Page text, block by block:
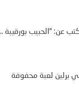
عن: “الحبيب بورقيبة ..
برلين لعبة محفوفة